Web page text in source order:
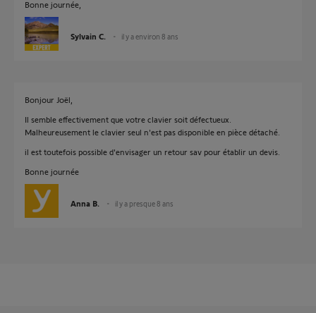
Bonne journée,
Sylvain C. il y a environ 8 ans
Bonjour Joël,
Il semble effectivement que votre clavier soit défectueux.
Malheureusement le clavier seul n'est pas disponible en pièce détaché.
il est toutefois possible d'envisager un retour sav pour établir un devis.
Bonne journée
Anna B. il y a presque 8 ans